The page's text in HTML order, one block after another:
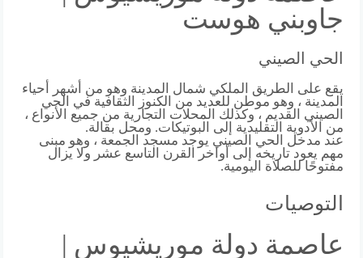
جاوبني هوست
الحي الصيني
يقع على الطريق الملكي شمال المدينة وهو من أشهر أحياء
المدينة ، وهو موطن للعديد من الكنوز الثقافية في الحي
الصيني القديم ، وكذلك المحلات التجارية من جميع الأنواع ،
من الأدوية التقليدية إلى البوتيكات. ومحل بقالة.
عند مدخل الحي الصيني يوجد مسجد الجمعة ، وهو مبنى
مهم يعود تاريخه إلى أواخر القرن التاسع عشر ولا يزال
مفتوحًا للصلاة اليومية.
التوصيات
عاصمة دولة موريشيوس |